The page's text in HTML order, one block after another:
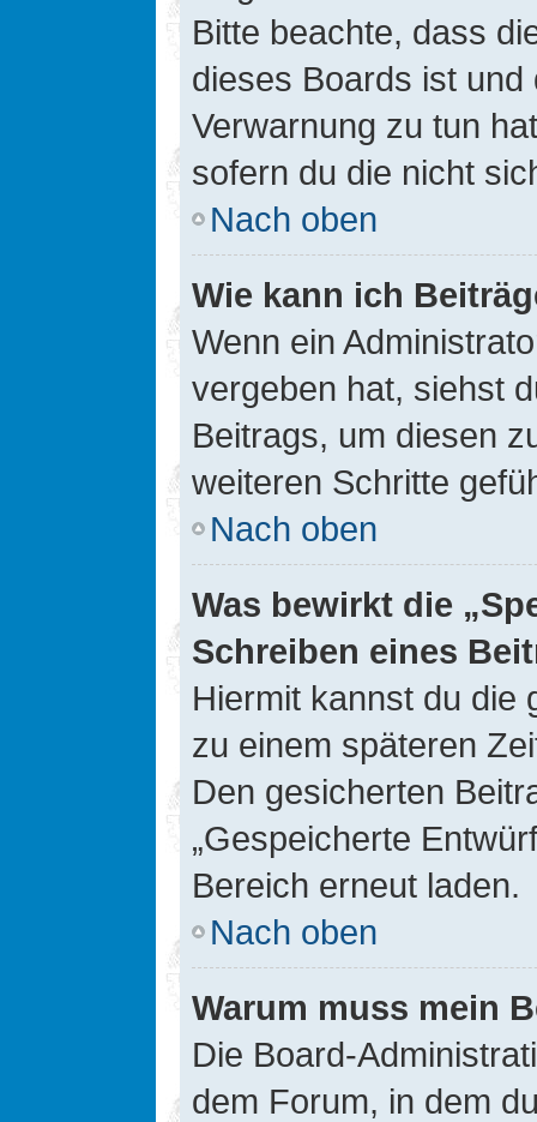
Bitte beachte, dass
dieses Boards ist
Verwarnung zu tun
sofern du die nicht
Nach oben
Wie kann ich
Wenn ein
vergeben hat, siehst
Beitrags, um diesen
weiteren Schritte
Nach oben
Was bewirkt die
Schreiben eines
Hiermit kannst du die
zu einem späteren
Den gesicherten
„Gespeicherte
Bereich erneut laden.
Nach oben
Warum muss mein
Die Board-
dem Forum, in dem